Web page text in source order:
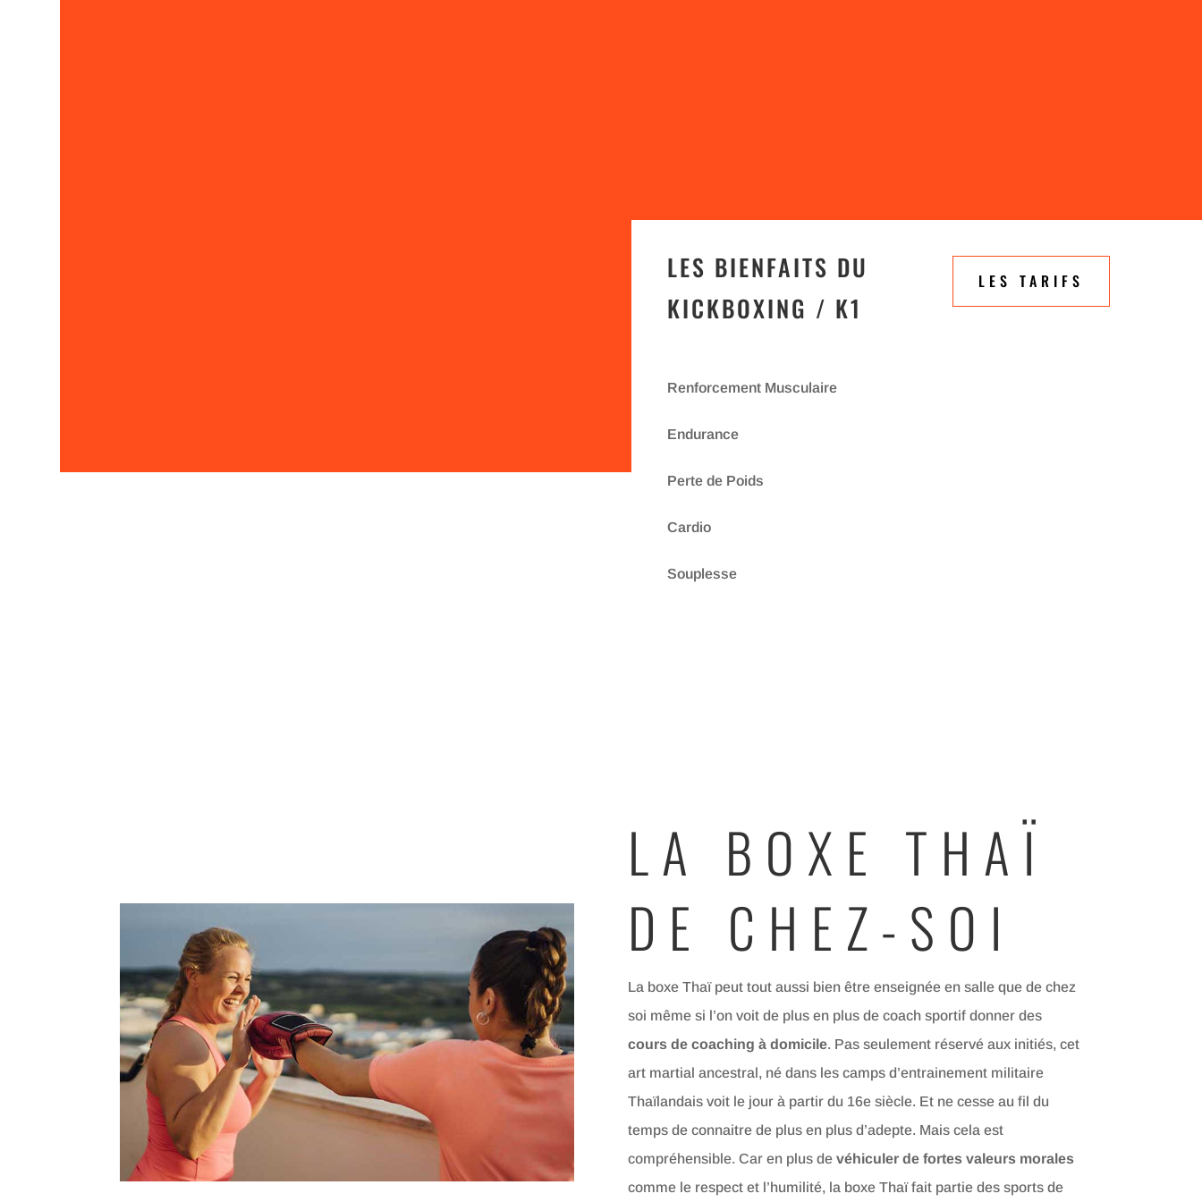
LES BIENFAITS DU
KICKBOXING / K1
Renforcement Musculaire
Endurance
Perte de Poids
Cardio
Souplesse
LES TARIFS
LA BOXE THAÏ
DE CHEZ-SOI
La boxe Thaï peut tout aussi bien être enseignée en salle que de chez
soi même si l’on voit de plus en plus de coach sportif donner des
cours de coaching à domicile. Pas seulement réservé aux initiés, cet
art martial ancestral, né dans les camps d’entrainement militaire
Thaïlandais voit le jour à partir du 16e siècle. Et ne cesse au fil du
temps de connaitre de plus en plus d’adepte. Mais cela est
compréhensible. Car en plus de véhiculer de fortes valeurs morales
comme le respect et l’humilité, la boxe Thaï fait partie des sports de